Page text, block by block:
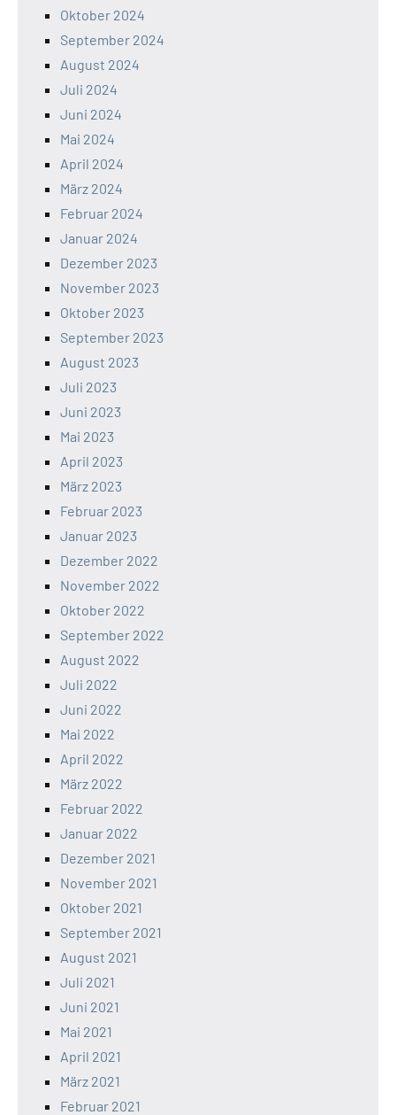
Oktober 2024
September 2024
August 2024
Juli 2024
Juni 2024
Mai 2024
April 2024
März 2024
Februar 2024
Januar 2024
Dezember 2023
November 2023
Oktober 2023
September 2023
August 2023
Juli 2023
Juni 2023
Mai 2023
April 2023
März 2023
Februar 2023
Januar 2023
Dezember 2022
November 2022
Oktober 2022
September 2022
August 2022
Juli 2022
Juni 2022
Mai 2022
April 2022
März 2022
Februar 2022
Januar 2022
Dezember 2021
November 2021
Oktober 2021
September 2021
August 2021
Juli 2021
Juni 2021
Mai 2021
April 2021
März 2021
Februar 2021